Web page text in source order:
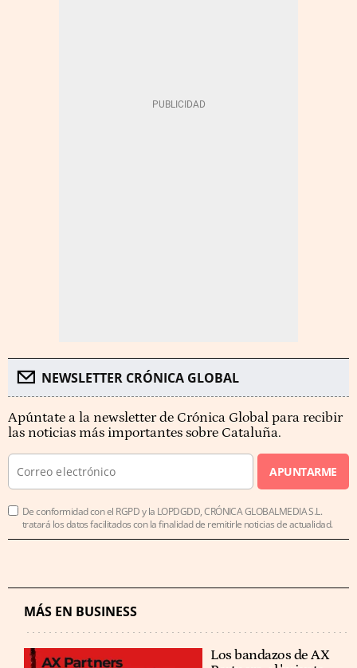
NEWSLETTER CRÓNICA GLOBAL
Apúntate a la newsletter de Crónica Global para recibir
las noticias más importantes sobre Cataluña.
APUNTARME
De conformidad con el RGPD y la LOPDGDD, CRÓNICA GLOBALMEDIA S.L.
tratará los datos facilitados con la finalidad de remitirle noticias de actualidad.
MÁS EN BUSINESS
Los bandazos de AX